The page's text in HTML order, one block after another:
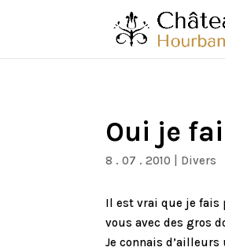
Oui je
8 . 07 . 2010 Divers
Il est vrai que je fais
vous avec des gros
Je connais